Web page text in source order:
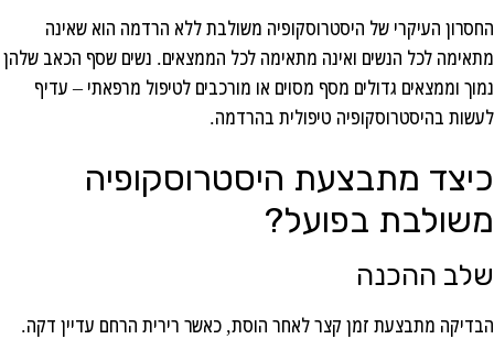
החסרון העיקרי של היסטרוסקופיה משולבת ללא הרדמה הוא שאינה
מתאימה לכל הנשים ואינה מתאימה לכל הממצאים. נשים שסף הכאב שלהן
נמוך וממצאים גדולים מסף מסוים או מורכבים לטיפול מרפאתי – עדיף
לעשות בהיסטרוסקופיה טיפולית בהרדמה.
כיצד מתבצעת היסטרוסקופיה
משולבת בפועל?
שלב ההכנה
הבדיקה מתבצעת זמן קצר לאחר הוסת, כאשר רירית הרחם עדיין דקה.